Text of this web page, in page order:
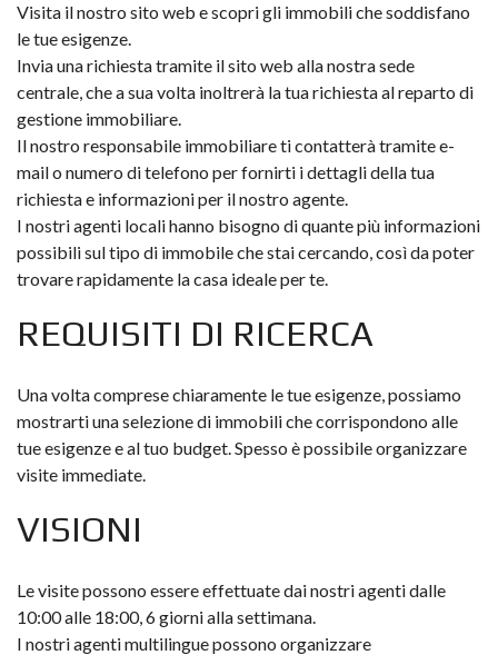
Visita il nostro sito web e scopri gli immobili che soddisfano
le tue esigenze.
Invia una richiesta tramite il sito web alla nostra sede
centrale, che a sua volta inoltrerà la tua richiesta al reparto di
gestione immobiliare.
Il nostro responsabile immobiliare ti contatterà tramite e-
mail o numero di telefono per fornirti i dettagli della tua
richiesta e informazioni per il nostro agente.
I nostri agenti locali hanno bisogno di quante più informazioni
possibili sul tipo di immobile che stai cercando, così da poter
trovare rapidamente la casa ideale per te.
REQUISITI DI RICERCA
Una volta comprese chiaramente le tue esigenze, possiamo
mostrarti una selezione di immobili che corrispondono alle
tue esigenze e al tuo budget. Spesso è possibile organizzare
visite immediate.
VISIONI
Le visite possono essere effettuate dai nostri agenti dalle
10:00 alle 18:00, 6 giorni alla settimana.
I nostri agenti multilingue possono organizzare